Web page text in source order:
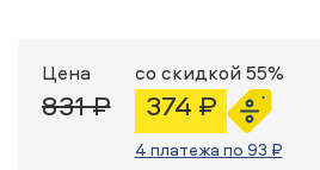
Цена
831 ₽
со скидкой 55%
374 ₽
4 платежа по 93 ₽